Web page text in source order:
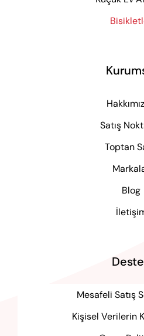
Satış
Toptan
Blog
Mesafeli Satış
Kişisel Verilerin